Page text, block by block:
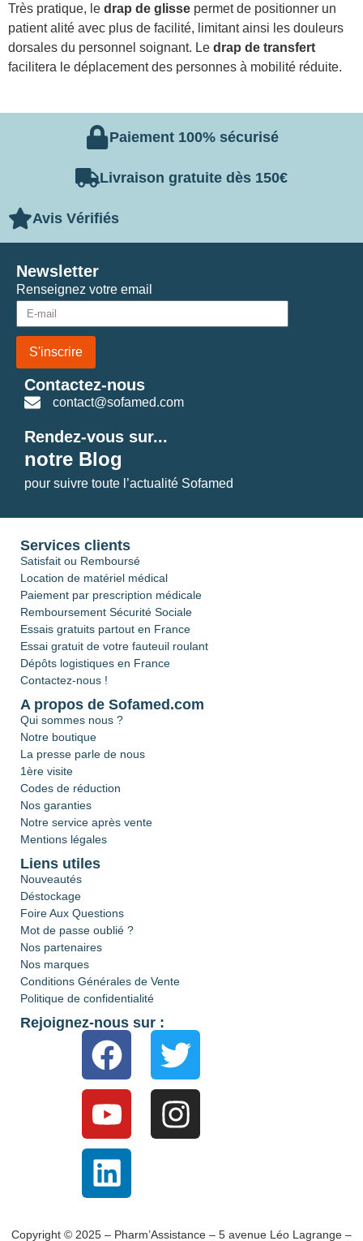
Très pratique, le drap de glisse permet de positionner un
patient alité avec plus de facilité, limitant ainsi les douleurs
dorsales du personnel soignant. Le drap de transfert
facilitera le déplacement des personnes à mobilité réduite.
Paiement 100% sécurisé
Livraison gratuite dès 150€
Avis Vérifiés
Renseignez votre email
S'inscrire
Newsletter
Contactez-nous
contact@sofamed.com
Rendez-vous sur...
notre Blog
pour suivre toute l’actualité Sofamed
Services clients
Satisfait ou Remboursé
Location de matériel médical
Paiement par prescription médicale
Remboursement Sécurité Sociale
Essais gratuits partout en France
Essai gratuit de votre fauteuil roulant
Dépôts logistiques en France
Contactez-nous !
A propos de Sofamed.com
Qui sommes nous ?
Notre boutique
La presse parle de nous
1ère visite
Codes de réduction
Nos garanties
Notre service après vente
Mentions légales
Liens utiles
Nouveautés
Déstockage
Foire Aux Questions
Mot de passe oublié ?
Nos partenaires
Nos marques
Conditions Générales de Vente
Politique de confidentialité
Rejoignez-nous sur :
Copyright © 2025 – Pharm’Assistance – 5 avenue Léo Lagrange –